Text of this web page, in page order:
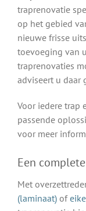
traprenovatie
op het gebied
nieuwe frisse
toevoeging van
traprenovaties
adviseert u daar
Voor iedere trap
passende
voor meer
Een
Met
(laminaat) of